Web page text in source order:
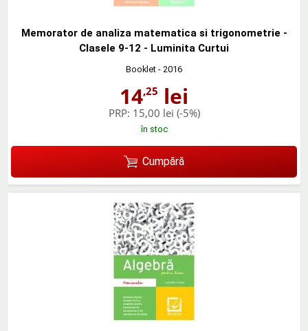
Memorator de analiza matematica si trigonometrie -
Clasele 9-12 - Luminita Curtui
Booklet - 2016
14,25 lei
PRP: 15,00 lei (-5%)
în stoc
Cumpără